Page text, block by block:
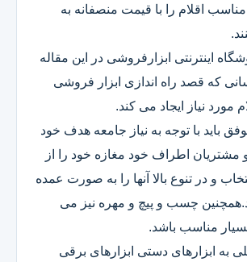
اقلام را با قیمت منصفانه به
اینترنتی ابزارفروشی در این مقاله
که قصد راه اندازی ابزار فروشی
مورد نیاز ایجاد می کند.
باید با توجه به نیاز جامعه هدف خود
مشتریان اطراف خود مغازه خود را از
و در تنوع بالا آنها را به صورت عمده
چسب و پیچ و مهره نیز می
مناسب باشد.
به ابزارهای دستی ابزارهای برقی